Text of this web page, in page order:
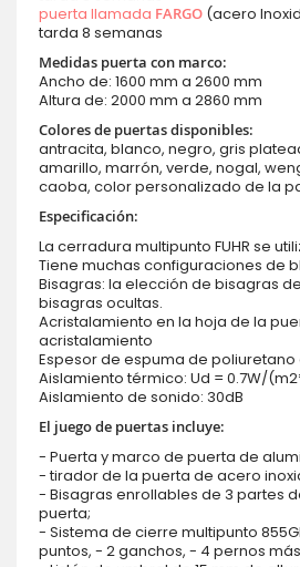
puerta llamada FARGO (acero
tarda 8 semanas
Medidas puerta con marco:
Ancho de: 1600 mm a 2600 mm
Altura de: 2000 mm a 2860 mm
Colores de puertas disponibles:
antracita, blanco, negro, gris
amarillo, marrón, verde, nogal,
caoba, color personalizado de la
Especificación:
La cerradura multipunto FUHR se
Tiene muchas configuraciones de
Bisagras: la elección de bisagras
bisagras ocultas.
Acristalamiento en la hoja de la
acristalamiento
Espesor de espuma de poliuretano
Aislamiento térmico: Ud = 0.7W/
Aislamiento de sonido: 30dB
El juego de puertas incluye:
- Puerta y marco de puerta de
- tirador de la puerta de acero
- Bisagras enrollables de 3 partes
puerta;
- Sistema de cierre multipunto
puntos, - 2 ganchos, - 4 pernos